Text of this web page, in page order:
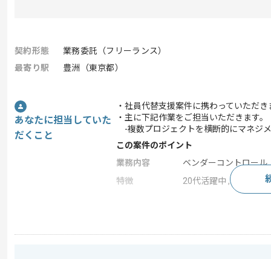
契約形態
業務委託（フリーランス）
最寄り駅
豊洲（東京都）
あなたに担当していた
だくこと
・社員代替支援案件に携わっていただき
・主に下記作業をご担当いただきます。
-複数プロジェクトを横断的にマネジ
この案件のポイント
業務内容
ベンダーコントロール
特徴
20代活躍中 , 30代活躍